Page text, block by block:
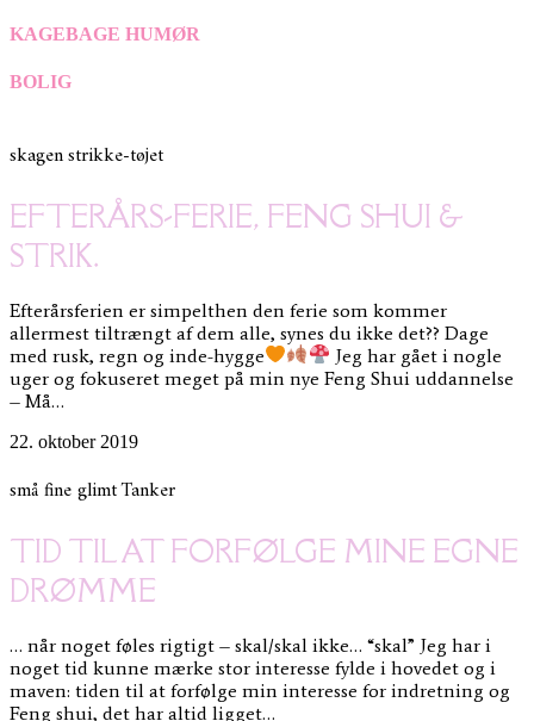
KAGEBAGE HUMØR
BOLIG
skagenstrikke-tøjet
EFTERÅRS-FERIE, FENG SHUI &
STRIK.
Efterårsferien er simpelthen den ferie som kommer
allermest tiltrængt af dem alle, synes du ikke det?? Dage
med rusk, regn og inde-hygge
Jeg har gået i nogle
uger og fokuseret meget på min nye Feng Shui uddannelse
– Må…
22. oktober 2019
små fine glimtTanker
TID TIL AT FORFØLGE MINE EGNE
DRØMME
… når noget føles rigtigt – skal/skal ikke… “skal” Jeg har i
noget tid kunne mærke stor interesse fylde i hovedet og i
maven: tiden til at forfølge min interesse for indretning og
Feng shui, det har altid ligget…